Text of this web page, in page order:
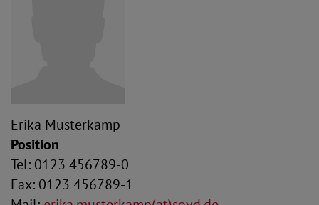
Erika Musterkamp
Position
Tel: 0123 456789-0
Fax: 0123 456789-1